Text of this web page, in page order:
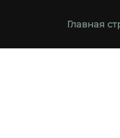
Главная